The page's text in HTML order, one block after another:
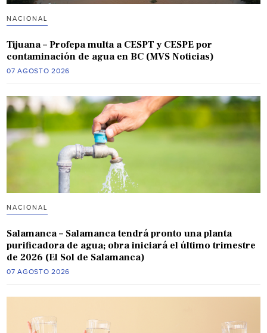
NACIONAL
Tijuana – Profepa multa a CESPT y CESPE por
contaminación de agua en BC (MVS Noticias)
07 AGOSTO 2026
NACIONAL
Salamanca – Salamanca tendrá pronto una planta
purificadora de agua; obra iniciará el último trimestre
de 2026 (El Sol de Salamanca)
07 AGOSTO 2026